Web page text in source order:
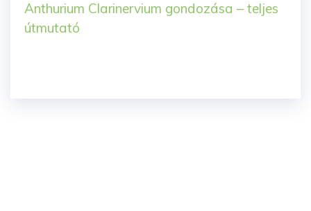
Anthurium Clarinervium gondozása – teljes
útmutató